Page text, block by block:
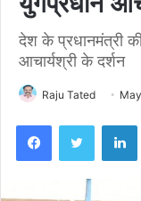
देश के प्रधानमंत्री की
आचार्यश्री के दर्शन
Raju Tated
FacebookTwitter